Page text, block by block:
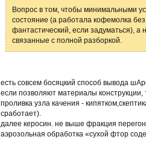
Вопрос в том, чтобы минимальными
состояние (а работала кофемолка
фантастический, если задуматься), а
связанные с полной разборкой.
есть совсем босяцкий способ вывода
если позволяют материалы
проливка узла качения -
сработает).
далее керосин. не выше фракция
аэрозольная обработка «сухой фтор